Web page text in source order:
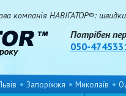
компанія НАВІГАТОР®:
Потрібен
050-
Запоріжжя Миколаїв